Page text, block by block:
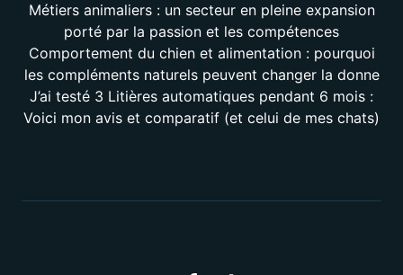
Métiers animaliers : un secteur en pleine expansion
porté par la passion et les compétences
Comportement du chien et alimentation : pourquoi
les compléments naturels peuvent changer la donne
J’ai testé 3 Litières automatiques pendant 6 mois :
Voici mon avis et comparatif (et celui de mes chats)